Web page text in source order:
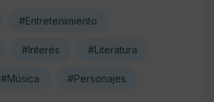
#Entretenimiento
#Interés #Literatura
#Música #Personajes